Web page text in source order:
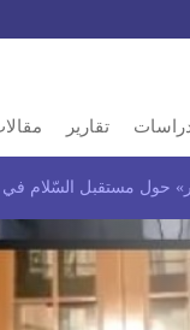
تقارير
حول مستقبل السّلام